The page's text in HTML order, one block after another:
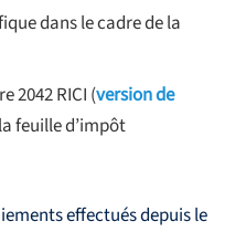
dans le cadre de la
2042 RICI (version de
feuille d’impôt
effectués depuis le